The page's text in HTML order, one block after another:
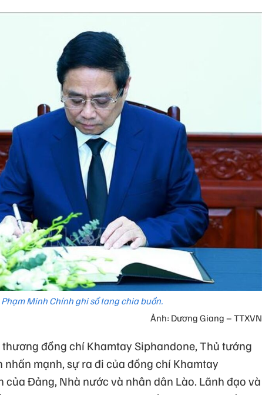
Minh Chính ghi sổ tang chia buồn.
Ảnh: Dương Giang – TTXVN
đồng chí Khamtay Siphandone, Thủ tướng
mạnh, sự ra đi của đồng chí Khamtay
Đảng, Nhà nước và nhân dân Lào. Lãnh đạo và